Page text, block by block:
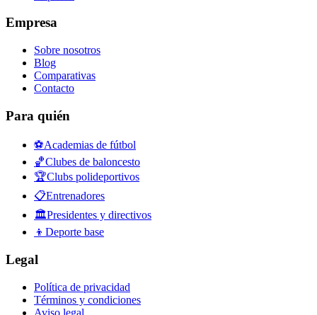
Empresa
Sobre nosotros
Blog
Comparativas
Contacto
Para quién
⚽Academias de fútbol
🏀Clubes de baloncesto
🏆Clubs polideportivos
📋Entrenadores
🏛️Presidentes y directivos
👦 Deporte base
Legal
Política de privacidad
Términos y condiciones
Aviso legal